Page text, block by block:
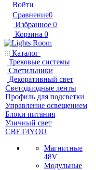
Войти
Сравнение0
Избранное 0
Корзина 0
Каталог
Трековые системы
Светильники
Декоративный свет
Светодиодные ленты
Профиль для подсветки
Управление освещением
Блоки питания
Уличный свет
СВЕТ4YOU
Магнитные
48V
Модульные